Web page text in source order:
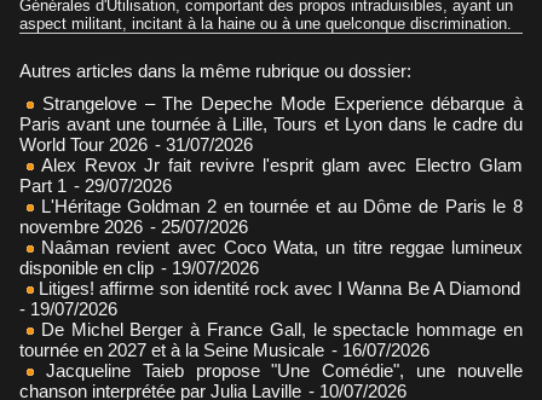
Générales d'Utilisation, comportant des propos intraduisibles, ayant un
aspect militant, incitant à la haine ou à une quelconque discrimination.
Autres articles dans la même rubrique ou dossier:
Strangelove – The Depeche Mode Experience débarque à
Paris avant une tournée à Lille, Tours et Lyon dans le cadre du
World Tour 2026 - 31/07/2026
Alex Revox Jr fait revivre l'esprit glam avec Electro Glam
Part 1 - 29/07/2026
L'Héritage Goldman 2 en tournée et au Dôme de Paris le 8
novembre 2026 - 25/07/2026
Naâman revient avec Coco Wata, un titre reggae lumineux
disponible en clip - 19/07/2026
Litiges! affirme son identité rock avec I Wanna Be A Diamond
- 19/07/2026
De Michel Berger à France Gall, le spectacle hommage en
tournée en 2027 et à la Seine Musicale - 16/07/2026
Jacqueline Taieb propose "Une Comédie", une nouvelle
chanson interprétée par Julia Laville - 10/07/2026